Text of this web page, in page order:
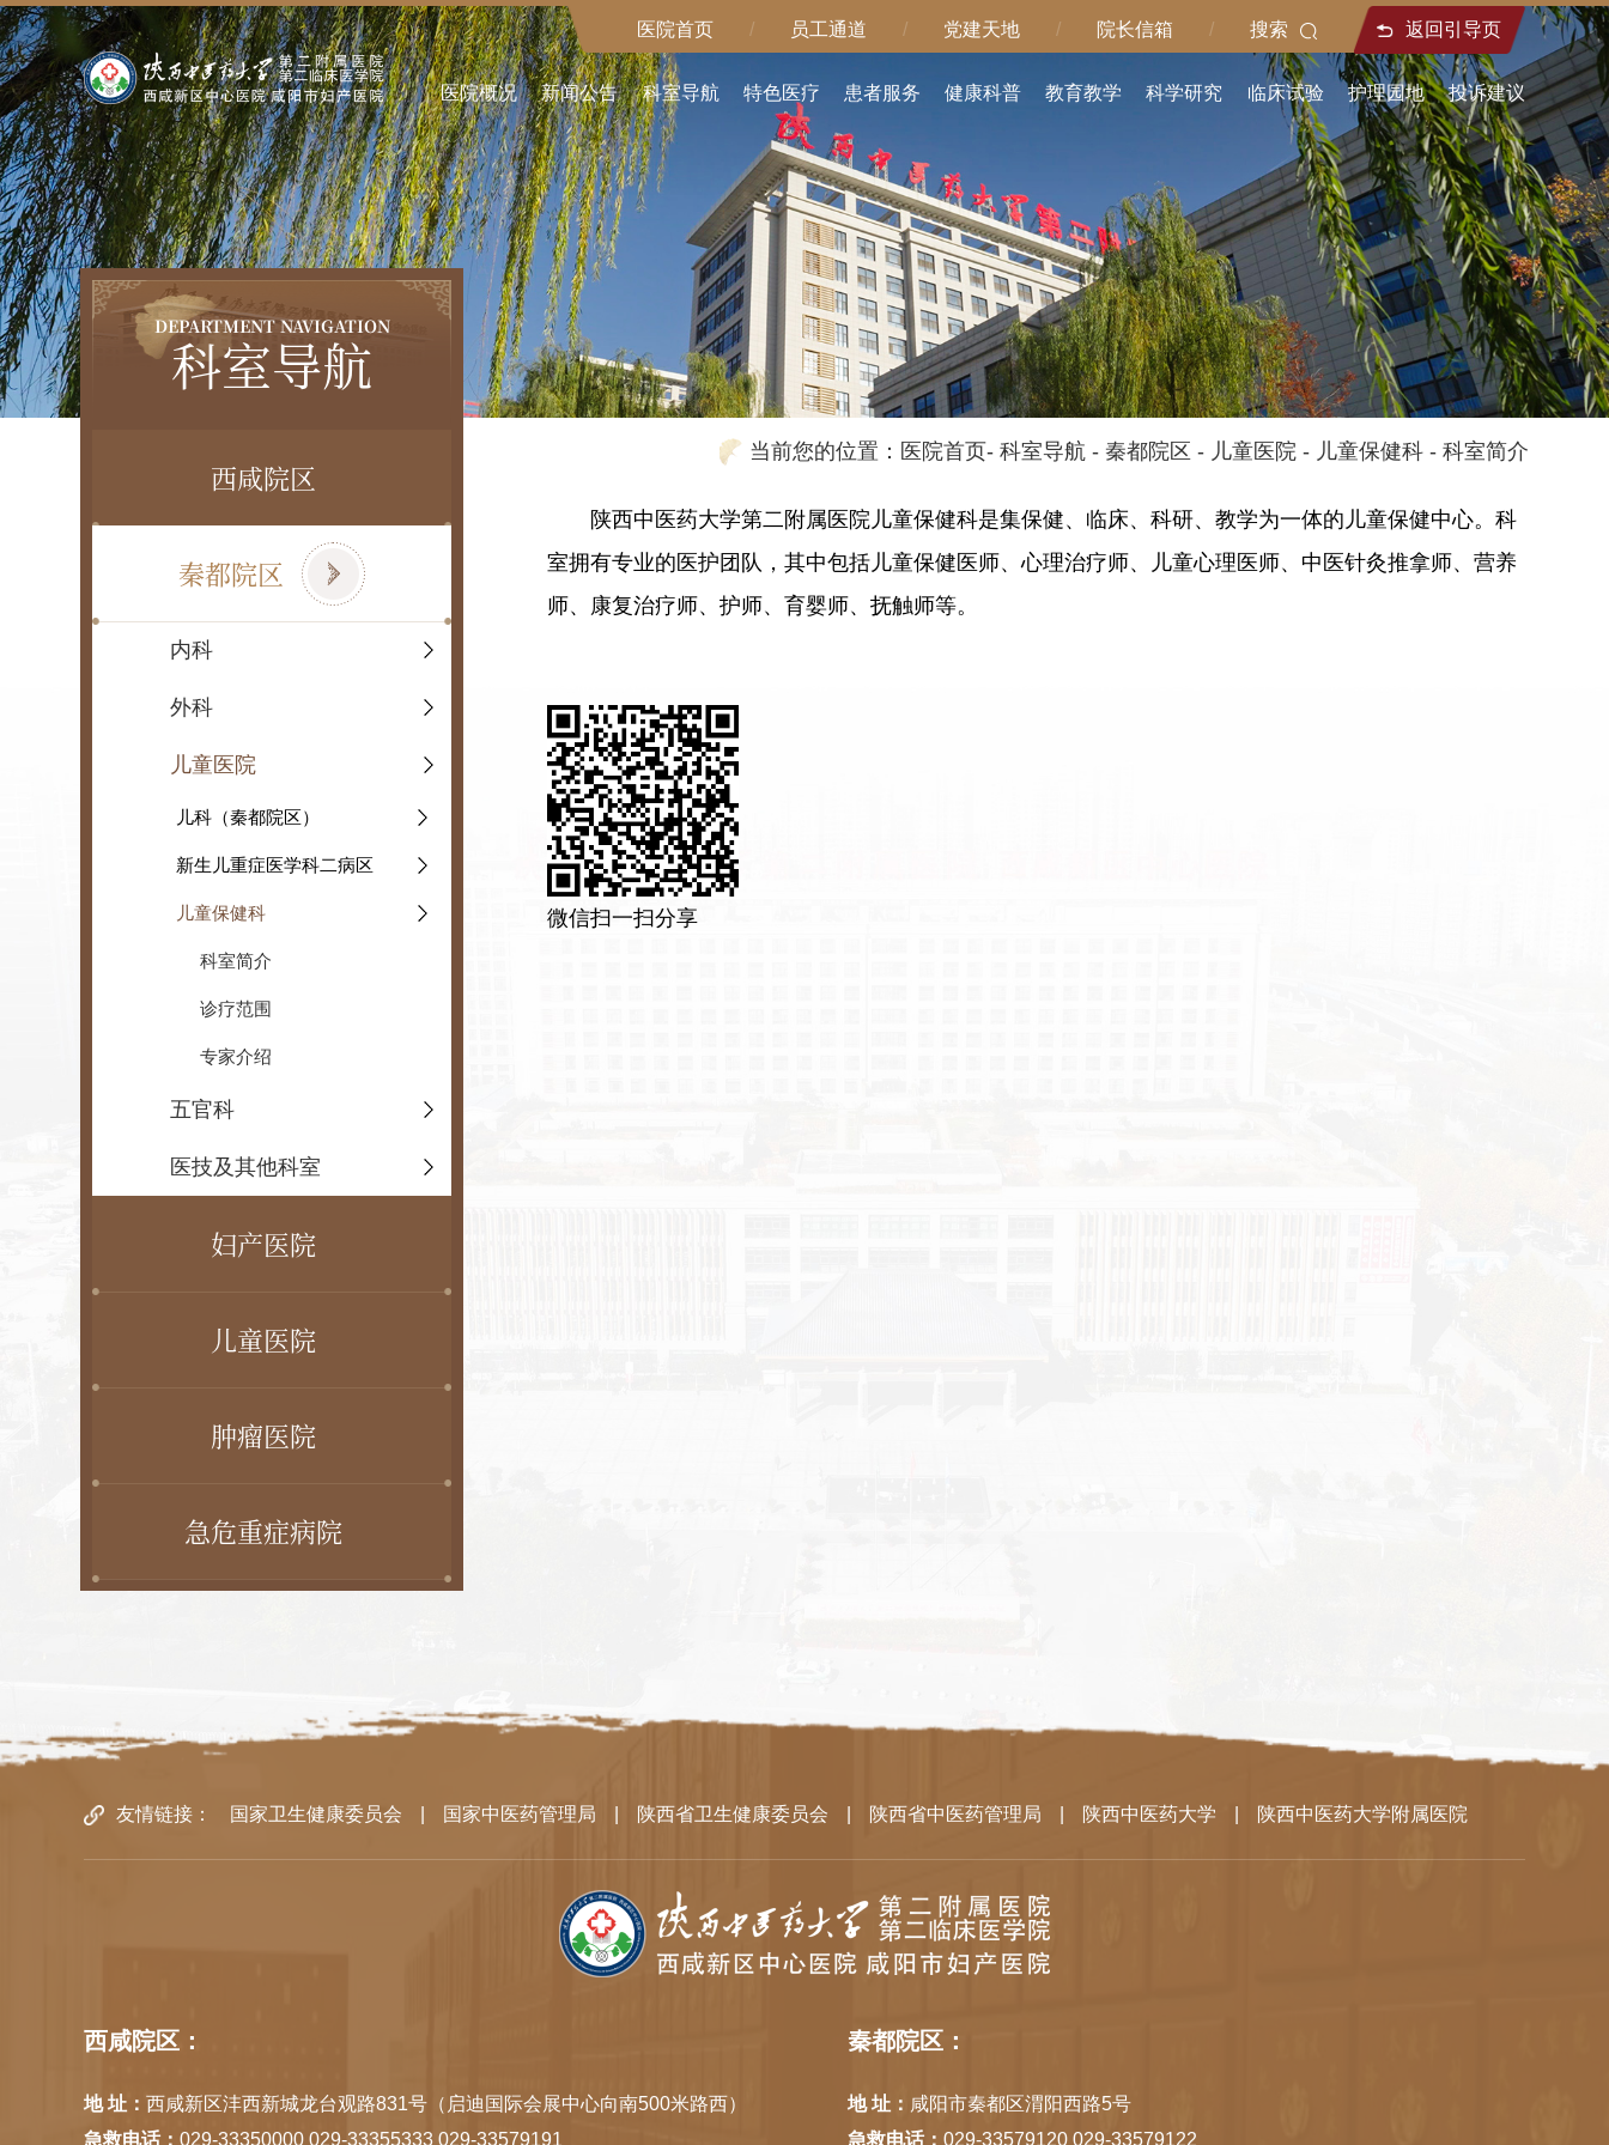
医院首页 / 员工通道 / 党建天地 / 院长信箱 / 搜索 返回引导页
医院概况 新闻公告 科室导航 特色医疗 患者服务 健康科普 教育教学 科学研究 临床试验 护理园地 投诉建议
DEPARTMENT NAVIGATION
科室导航
西咸院区
秦都院区
内科
外科
儿童医院
儿科（秦都院区）
新生儿重症医学科二病区
儿童保健科
科室简介
诊疗范围
专家介绍
五官科
医技及其他科室
妇产医院
儿童医院
肿瘤医院
急危重症病院
当前您的位置： 医院首页- 科室导航- 秦都院区 - 儿童医院- 儿童保健科- 科室简介
陕西中医药大学第二附属医院儿童保健科是集保健、临床、科研、教学为一体的儿童保健中心。科
室拥有专业的医护团队，其中包括儿童保健医师、心理治疗师、儿童心理医师、中医针灸推拿师、营养
师、康复治疗师、护师、育婴师、抚触师等。
微信扫一扫分享
友情链接： 国家卫生健康委员会 国家中医药管理局 陕西省卫生健康委员会 陕西省中医药管理局 陕西中医药大学 陕西中医药大学附属医院
西咸院区：
地 址： 西咸新区沣西新城龙台观路831号（启迪国际会展中心向南500米路西）
急救电话： 029-33350000 029-33355333 029-33579191
秦都院区：
地 址： 咸阳市秦都区渭阳西路5号
急救电话：029-33579120 029-33579122